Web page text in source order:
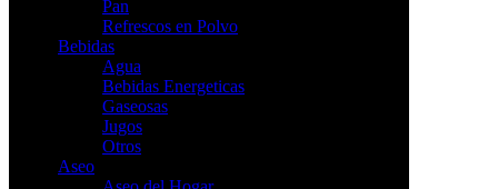
Pan
Refrescos en Polvo
Bebidas
Agua
Bebidas Energeticas
Gaseosas
Jugos
Otros
Aseo